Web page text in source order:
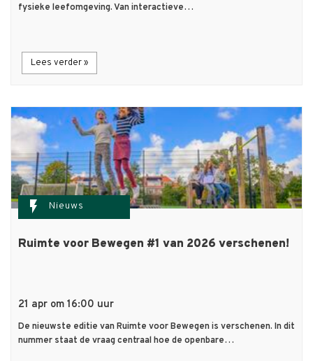
fysieke leefomgeving. Van interactieve…
Lees verder »
flash_on Nieuws
Ruimte voor Bewegen #1 van 2026 verschenen!
21 apr om 16:00 uur
De nieuwste editie van Ruimte voor Bewegen is verschenen. In dit
nummer staat de vraag centraal hoe de openbare…